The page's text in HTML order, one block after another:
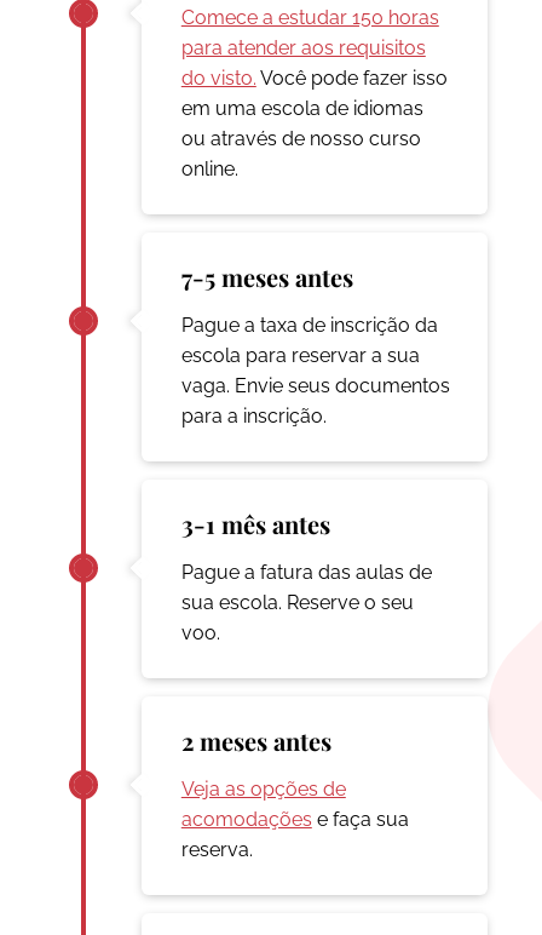
Comece a estudar 150 horas
para atender aos requisitos
do visto. Você pode fazer isso
em uma escola de idiomas
ou através de nosso curso
online.
7-5 meses antes
Pague a taxa de inscrição da
escola para reservar a sua
vaga. Envie seus documentos
para a inscrição.
3-1 mês antes
Pague a fatura das aulas de
sua escola. Reserve o seu
voo.
2 meses antes
Veja as opções de
acomodações e faça sua
reserva.